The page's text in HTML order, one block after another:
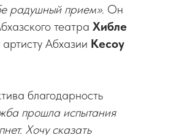
радушный прием». Он
театра Хибле
Абхазии Кесоу
благодарность
прошла испытания
Хочу сказать